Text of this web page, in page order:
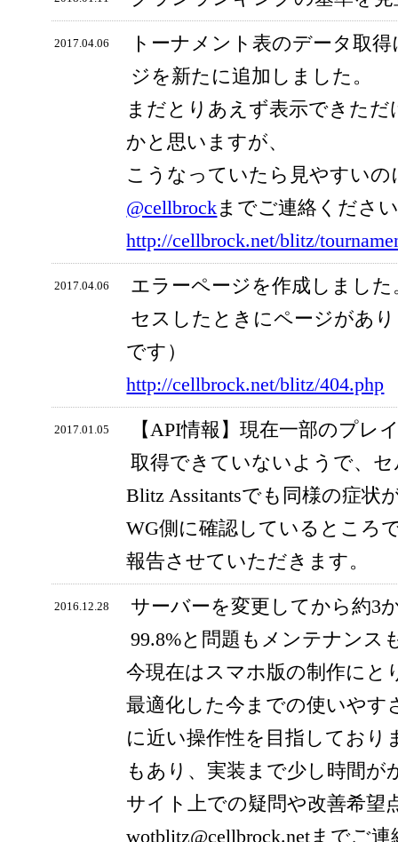
2017.04.06
トーナメント表のデータ取
ジを新たに追加しました。
まだとりあえず表示できた
かと思いますが、
こうなっていたら見やすい
@cellbrockまでご連絡くださ
http://cellbrock.net/blitz/
2017.04.06
エラーページを作成しまし
セスしたときにページがあ
です）
http://cellbrock.net/blitz/404.php
2017.01.05
【API情報】現在一部のプレ
取得できていないようで、
Blitz Assitantsでも同様の症状
WG側に確認しているところ
報告させていただきます。
2016.12.28
サーバーを変更してから約3
99.8%と問題もメンテナンス
今現在はスマホ版の制作に
最適化した今までの使いや
に近い操作性を目指しており
もあり、実装まで少し時間が
サイト上での疑問や改善希望
wotblitz@cellbrock.netまでご